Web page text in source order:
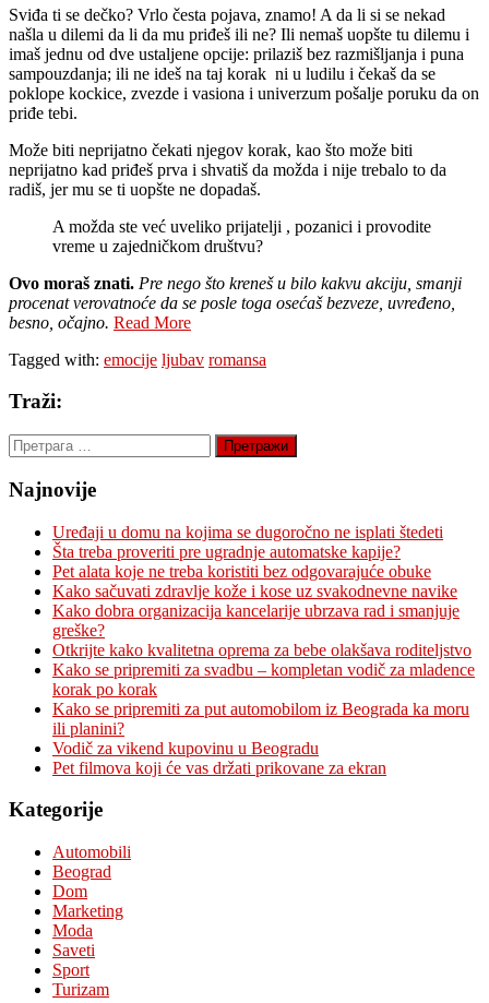
Sviđa ti se dečko? Vrlo česta pojava, znamo! A da li si se nekad
našla u dilemi da li da mu priđeš ili ne? Ili nemaš uopšte tu dilemu i
imaš jednu od dve ustaljene opcije: prilaziš bez razmišljanja i puna
sampouzdanja; ili ne ideš na taj korak ni u ludilu i čekaš da se
poklope kockice, zvezde i vasiona i univerzum pošalje poruku da on
priđe tebi.
Može biti neprijatno čekati njegov korak, kao što može biti
neprijatno kad priđeš prva i shvatiš da možda i nije trebalo to da
radiš, jer mu se ti uopšte ne dopadaš.
A možda ste već uveliko prijatelji , pozanici i provodite
vreme u zajedničkom društvu?
Ovo moraš znati. Pre nego što kreneš u bilo kakvu akciju, smanji
procenat verovatnoće da se posle toga osećaš bezveze, uvređeno,
besno, očajno. Read More
Tagged with: emocije ljubav romansa
Traži:
Претрага
за:
Najnovije
Uređaji u domu na kojima se dugoročno ne isplati štedeti
Šta treba proveriti pre ugradnje automatske kapije?
Pet alata koje ne treba koristiti bez odgovarajuće obuke
Kako sačuvati zdravlje kože i kose uz svakodnevne navike
Kako dobra organizacija kancelarije ubrzava rad i smanjuje
greške?
Otkrijte kako kvalitetna oprema za bebe olakšava roditeljstvo
Kako se pripremiti za svadbu – kompletan vodič za mladence
korak po korak
Kako se pripremiti za put automobilom iz Beograda ka moru
ili planini?
Vodič za vikend kupovinu u Beogradu
Pet filmova koji će vas držati prikovane za ekran
Kategorije
Automobili
Beograd
Dom
Marketing
Moda
Saveti
Sport
Turizam